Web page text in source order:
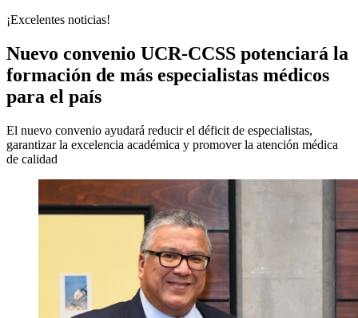
¡Excelentes noticias!
Nuevo convenio UCR-CCSS potenciará la
formación de más especialistas médicos
para el país
El nuevo convenio ayudará reducir el déficit de especialistas,
garantizar la excelencia académica y promover la atención médica
de calidad